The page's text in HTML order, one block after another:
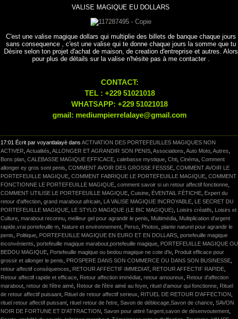
VALISE MAGIQUE EU DOLLARS
C'est une valise magique dollars qui multiplie des billets de banque chaque jours
sans consequence , c'est une valise qui te donne chaque jours la somme que tu
Désire selon ton projet d'achat de maison, de creation d'entreprise et autres. Alors
pour plus de détails sur la valise n'hésite pas à me contacter .
CONTACT:
TEL : +229 51021018
WHATSAPP: +229 51021018
gmail: mediumpierrelalaye@gmail.com
17:01 Écrit par voyantlalayè dans ACTIVATION DES PORTEFEUILLES MAGIQUES NON
ACTIVER Actualités ALLONGER ET AGRANDIR SON PENIS Associations Auto Moto Autres
Bons plan CALEBASSE MAGIQUE EFFICACE calebasse mystique Chti Cinéma Comment
allonger ey gros sont penis COMMENT AVOIR DES GROSSE FESSSE COMMENT AVOIR LE
PORTEFEUILLE MAGIQUE COMMENT FABRIQUE LE PORTEFEUILLE MAGIQUE COMMENT
FONCTIONNE LE PORTEFEUILLE MAGIQUE comment savoir si un retour affectif fonctionne
COMMENT UTILISE LE PORTEFEUILLE MAGIQUE Cuisine ÉVENTAIL FÉTICHE Expert du
retour d'affection grand marabout africain LA VALISE MAGIQUE INCROYABLE LE SECRET DU
PORTEFEUILLE MAGIQUE LE STYLO MAGIQUE (LE BIC MAGIQUE) Loisirs créatifs
Loisirs et
Culture marabout reconnu meilleur gel pour agrandir le penis Multimédia Multiplication d'argent
rapide,vrai portefeuille m Nature et environnement Perso Photos plante naturel pour agrandir le
penis
Politique PORTEFEUILLE MAGIQUE EN EURO ET EN DOLLARS portefeuille magique
inconvénients portefeuille magique marabout,portefeuille magique PORTEFEUILLE MAGIQUE OU
BEDOU MAGIQUE Portefeuille magique ou bedou magique ne cote d'iv, Produit efficace pour
grossir et allonger le penis
PROSPERE DANS SON COMMERCE OU DANS SON BUSINESSE
retour affectif conséquences
RETOUR AFFECTIF IMMEDIAT, RETOUR AFFECTIF RAPIDE
Retour affectif rapide et efficace Retour affection immédiat retour amoureux
Retour d'affection
marabout retour de l'être aimé Retour de l'être aimé au foyer, rituel d'amour qui fonctionne Rituel
de retour affectif puisaant Rituel de retour affectif serieux RITUEL DE RETOUR D'AFFECTION
rituel retour affectif puissant rituel retour de l'etre Savon de déblocage,Savon de chance SAVON
NOIR DE FORTUNE ET D'ATTRACTION Savon pour attiré l'argent,savon de désenvoutement